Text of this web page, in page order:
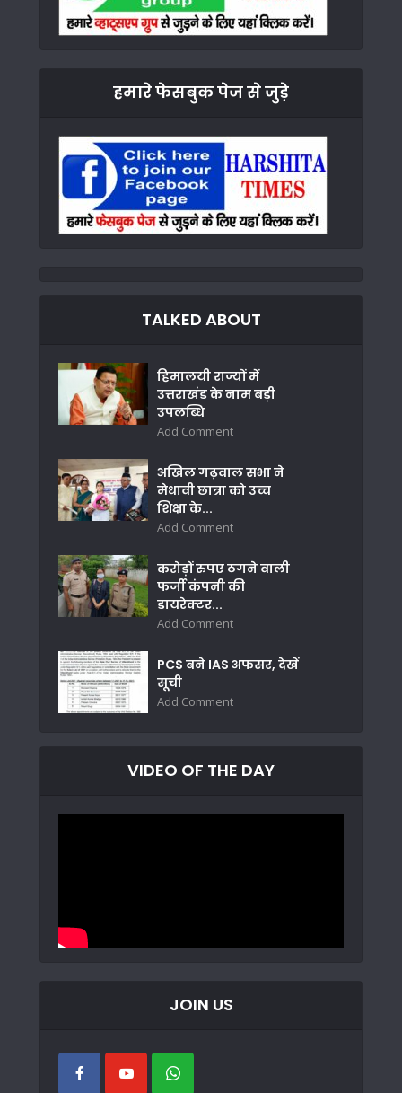
हमारे फेसबुक पेज से जुड़े
TALKED ABOUT
हिमालयी राज्यों में
उत्तराखंड के नाम बड़ी
उपलब्धि
Add Comment
अखिल गढ़वाल सभा ने
मेधावी छात्रा को उच्च
शिक्षा के...
Add Comment
करोड़ों रुपए ठगने वाली
फर्जी कंपनी की
डायरेक्टर...
Add Comment
PCS बने IAS अफसर, देखें
सूची
Add Comment
VIDEO OF THE DAY
JOIN US